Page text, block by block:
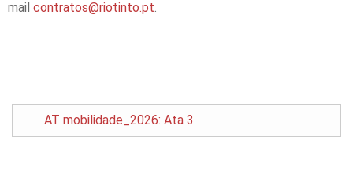
mail contratos@riotinto.pt.
AT mobilidade_2026: Ata 3